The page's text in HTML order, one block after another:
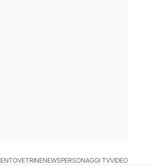
NEWSPERSONAGGI TVVIDEO